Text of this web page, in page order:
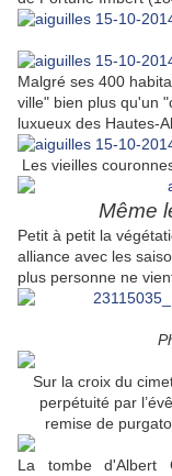
Malgré ses 400
ville" bien plus qu'un
luxueux des Hautes-
Les vieilles
Même
Petit à petit la
alliance avec les
plus personne ne
Sur la croix du
perpétuité par
remise de
La tombe d'Albert